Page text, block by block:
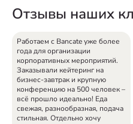
Отзывы наших
Работаем с Bancate уже более
года для организации
корпоративных мероприятий.
Заказывали кейтеринг на
бизнес-завтрак и крупную
конференцию на 500 человек –
всё прошло идеально! Еда
свежая, разнообразная, подача
стильная. Отдельно хочу